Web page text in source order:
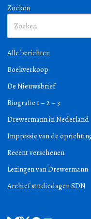
Zoeken
Alle berichten
Boekverkoop
De Nieuwsbrief
Biografie 1 – 2 – 3
Drewermann in Nederland
Impressie van de
Recent verschenen
Lezingen van Drewermann
Archief studiedagen SDN